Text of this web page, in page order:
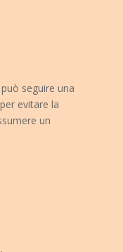
seguire una
evitare la
un